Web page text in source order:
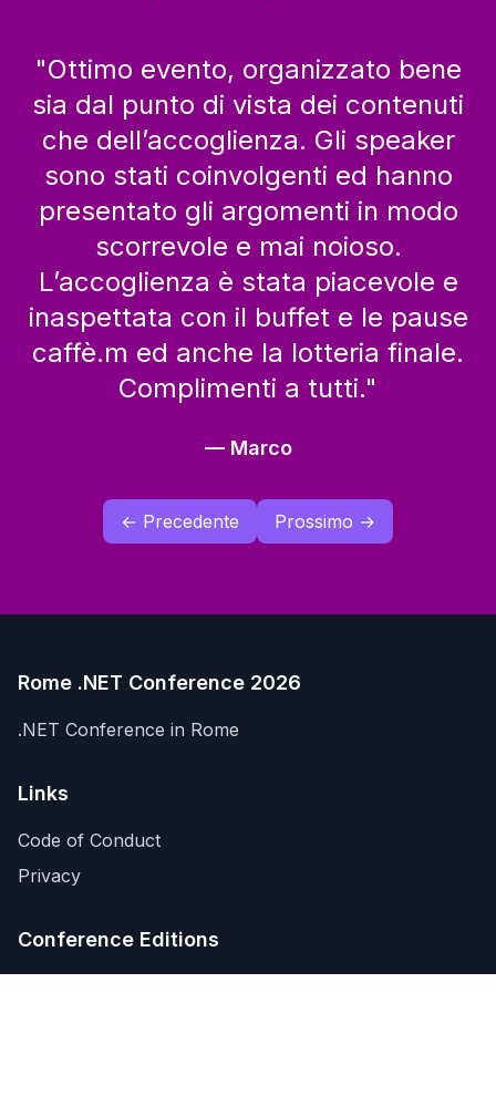
"Ottimo evento, organizzato bene
sia dal punto di vista dei contenuti
che dell’accoglienza. Gli speaker
sono stati coinvolgenti ed hanno
presentato gli argomenti in modo
scorrevole e mai noioso.
L’accoglienza è stata piacevole e
inaspettata con il buffet e le pause
caffè.m ed anche la lotteria finale.
Complimenti a tutti."
— Marco
← Precedente Prossimo →
Rome .NET Conference 2026
.NET Conference in Rome
Links
Code of Conduct
Privacy
Conference Editions